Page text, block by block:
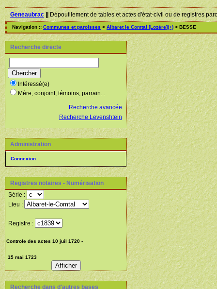
Geneaubrac||Dépouillement de tables et actes d'état-civil ou de registres
Navigation :: Communes et paroisses > Albaret le Comtal [Lozère](+) > BESSE
Recherche directe
Intéressé(e)
Mère, conjoint, témoins, parrain...
Recherche avancée
Recherche Levenshtein
Administration
Connexion
Registres notaires - Numérisation
Série :
Lieu :
Registre :
Recherche dans d'autres bases